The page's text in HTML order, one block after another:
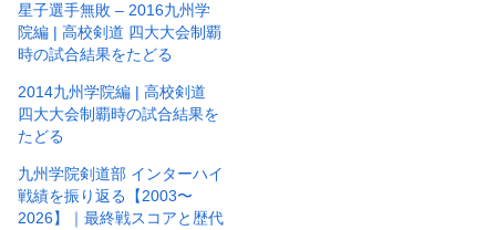
星子選手無敗 – 2016九州学
院編 | 高校剣道 四大大会制覇
時の試合結果をたどる
2014九州学院編 | 高校剣道
四大大会制覇時の試合結果を
たどる
九州学院剣道部 インターハイ
戦績を振り返る【2003〜
2026】｜最終戦スコアと歴代